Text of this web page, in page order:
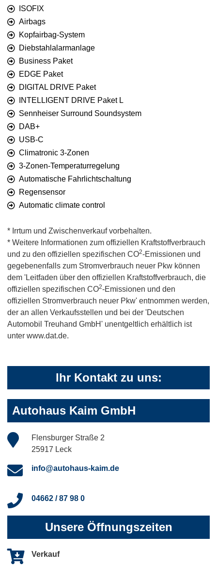
ISOFIX
Airbags
Kopfairbag-System
Diebstahlalarmanlage
Business Paket
EDGE Paket
DIGITAL DRIVE Paket
INTELLIGENT DRIVE Paket L
Sennheiser Surround Soundsystem
DAB+
USB-C
Climatronic 3-Zonen
3-Zonen-Temperaturregelung
Automatische Fahrlichtschaltung
Regensensor
Automatic climate control
* Irrtum und Zwischenverkauf vorbehalten.
* Weitere Informationen zum offiziellen Kraftstoffverbrauch
und zu den offiziellen spezifischen CO2-Emissionen und
gegebenenfalls zum Stromverbrauch neuer Pkw können
dem 'Leitfaden über den offiziellen Kraftstoffverbrauch, die
offiziellen spezifischen CO2-Emissionen und den
offiziellen Stromverbrauch neuer Pkw' entnommen werden,
der an allen Verkaufsstellen und bei der 'Deutschen
Automobil Treuhand GmbH' unentgeltlich erhältlich ist
unter www.dat.de.
Ihr Kontakt zu uns:
Autohaus Kaim GmbH
Flensburger Straße 2
25917 Leck
info@autohaus-kaim.de
04662 / 87 98 0
Unsere Öffnungszeiten
Verkauf